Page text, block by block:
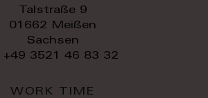
Talstraße 9
01662 Meißen
Sachsen
+49 3521 46 83 32
WORK TIME